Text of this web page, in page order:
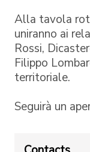
Alla tavola
uniranno ai
Rossi,
Filippo
territoriale.
Seguirà un